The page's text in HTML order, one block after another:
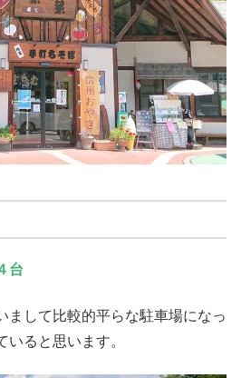
台
まして比較的平らな駐車場になっ
いると思います。